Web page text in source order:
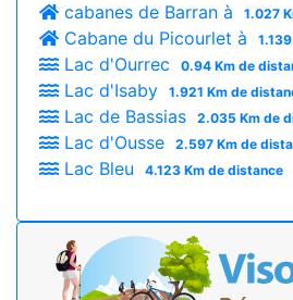
cabanes de Barran à 1.027
Cabane du Picourlet à
Lac d'Ourrec 0.94 Km de
Lac d'Isaby 1.921 Km de
Lac de Bassias 2.035 Km de
Lac d'Ousse 2.597 Km de
Lac Bleu 4.123 Km de distance